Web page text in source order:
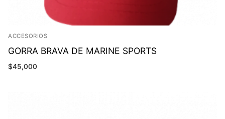
ACCESORIOS
GORRA BRAVA DE MARINE SPORTS
$45,000